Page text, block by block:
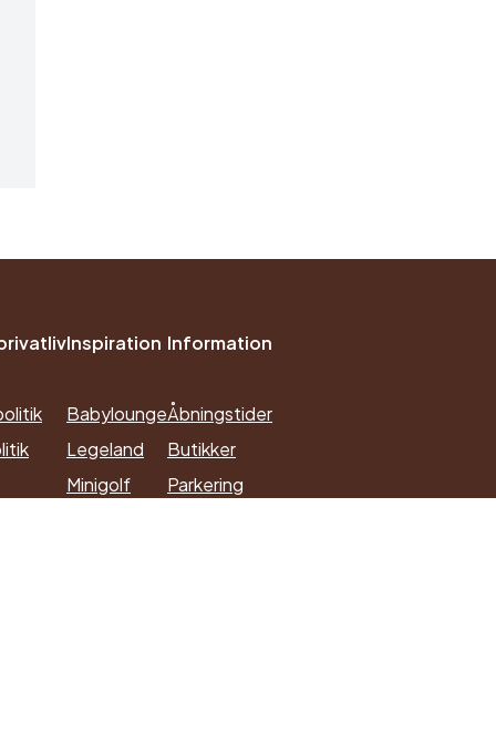
Inspiration
Babylounge
Legeland
Minigolf
Information
Åbningstider
Butikker
Parkering